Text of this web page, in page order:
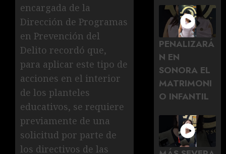
encargada de la
Dirección de Programas
en Prevención del
Delito recordó que,
para aplicar este tipo de
acciones en el interior
de los planteles
educativos, se requiere
previamente de una
solicitud por parte de
los directivos de las
PENALIZARÁ
N EN
SONORA EL
MATRIMONI
O INFANTIL